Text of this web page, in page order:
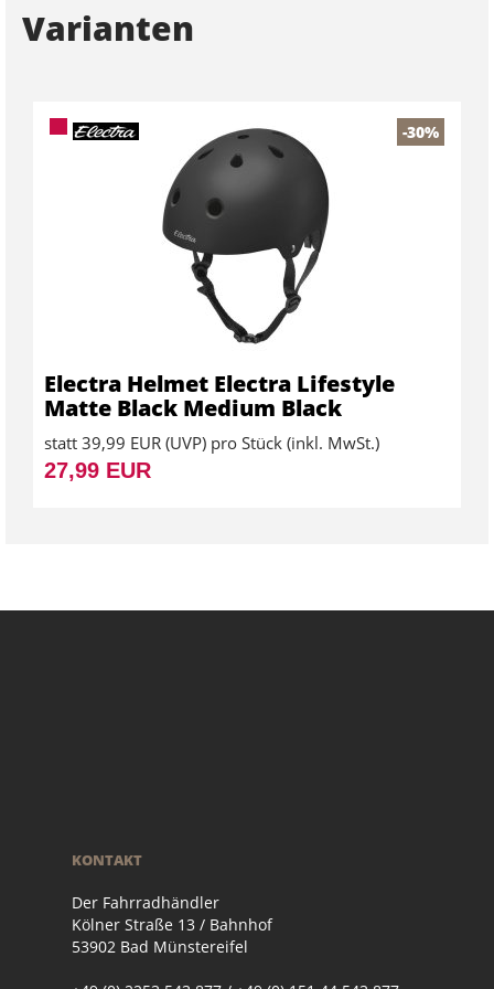
Varianten
-30%
Electra Helmet Electra Lifestyle
Matte Black Medium Black
statt 39,99 EUR (UVP) pro Stück (inkl. MwSt.)
27,99 EUR
KONTAKT
Der Fahrradhändler
Kölner Straße 13 / Bahnhof
53902 Bad Münstereifel